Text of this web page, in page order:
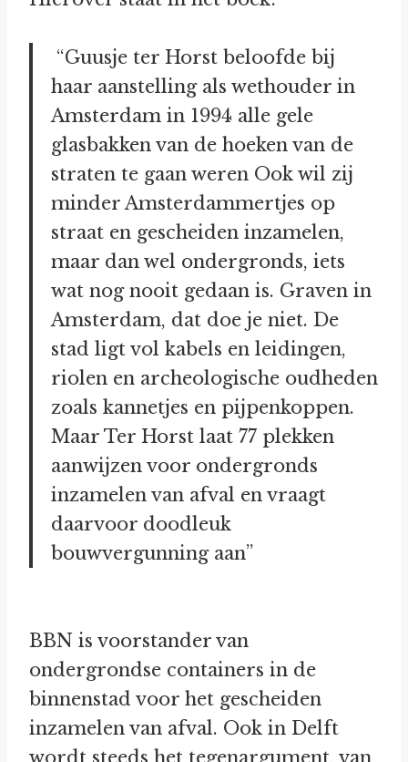
“Guusje ter Horst beloofde bij
haar aanstelling als wethouder in
Amsterdam in 1994 alle gele
glasbakken van de hoeken van de
straten te gaan weren Ook wil zij
minder Amsterdammertjes op
straat en gescheiden inzamelen,
maar dan wel ondergronds, iets
wat nog nooit gedaan is. Graven in
Amsterdam, dat doe je niet. De
stad ligt vol kabels en leidingen,
riolen en archeologische oudheden
zoals kannetjes en pijpenkoppen.
Maar Ter Horst laat 77 plekken
aanwijzen voor ondergronds
inzamelen van afval en vraagt
daarvoor doodleuk
bouwvergunning aan”
BBN is voorstander van
ondergrondse containers in de
binnenstad voor het gescheiden
inzamelen van afval. Ook in Delft
wordt steeds het tegenargument, van